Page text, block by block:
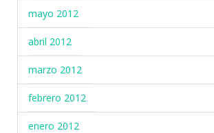
mayo 2012
abril 2012
marzo 2012
febrero 2012
enero 2012